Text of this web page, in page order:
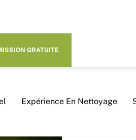
GRATUITE
Expérience En Nettoyage